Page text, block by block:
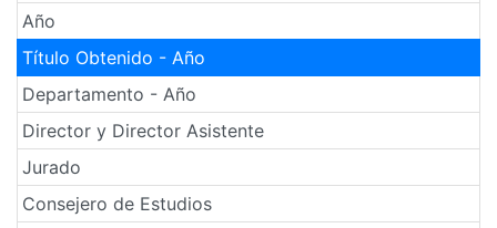
Año
Título Obtenido - Año
Departamento - Año
Director y Director Asistente
Jurado
Consejero de Estudios